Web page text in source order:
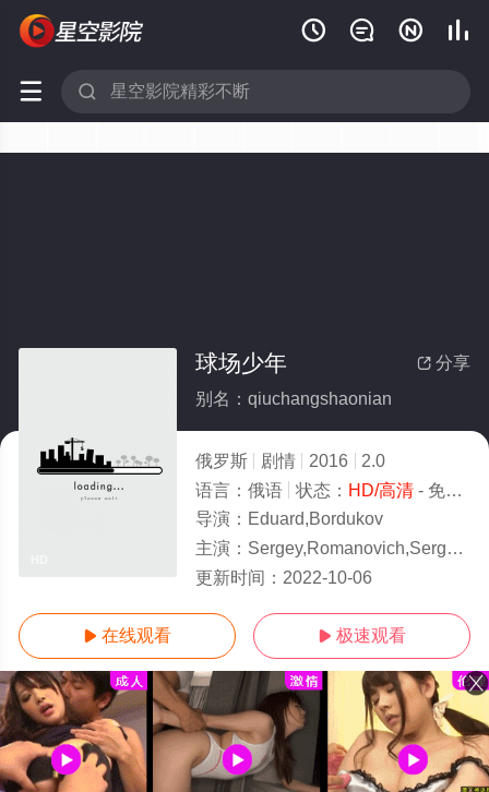
   
 
 分享
球场少年
别名：qiuchangshaonian
俄罗斯 剧情 2016
2.0
语言： 俄语 状态： HD/高清- 免费在线观看
导演： Eduard,Bordukov
主演： Sergey,Romanovich,Sergey,Podolny,Kirill,Degtyar
更新时间： 2022-10-06
 在线观看  极速观看